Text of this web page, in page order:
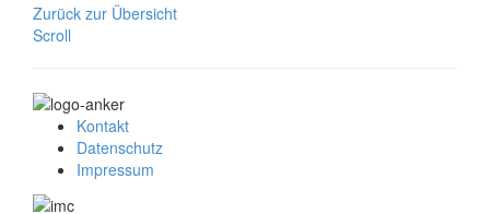
Zurück zur Übersicht
Scroll
Kontakt
Datenschutz
Impressum